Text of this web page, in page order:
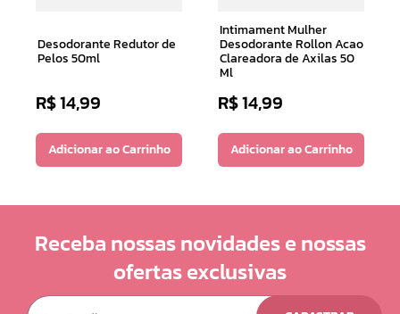
Desodorante Redutor de
Pelos 50ml
R$14,99
Adicionar ao Carrinho
Intimament Mulher
Desodorante Rollon Acao
Clareadora de Axilas 50
Ml
R$14,99
Adicionar ao Carrinho
Receba nossas novidades e nossas
ofertas exclusivas